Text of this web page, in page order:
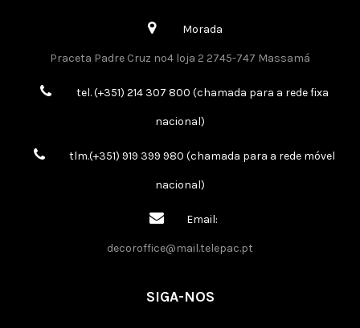
Morada
Praceta Padre Cruz nº4 loja 2 2745-747 Massamá
tel. (+351) 214 307 800 (chamada para a rede fixa
nacional)
tlm.(+351) 919 399 980 (chamada para a rede móvel
nacional)
Email:
decoroffice@mail.telepac.pt
SIGA-NOS